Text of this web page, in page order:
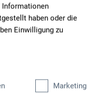
Informationen
haben oder die
Einwilligung zu
Marketing